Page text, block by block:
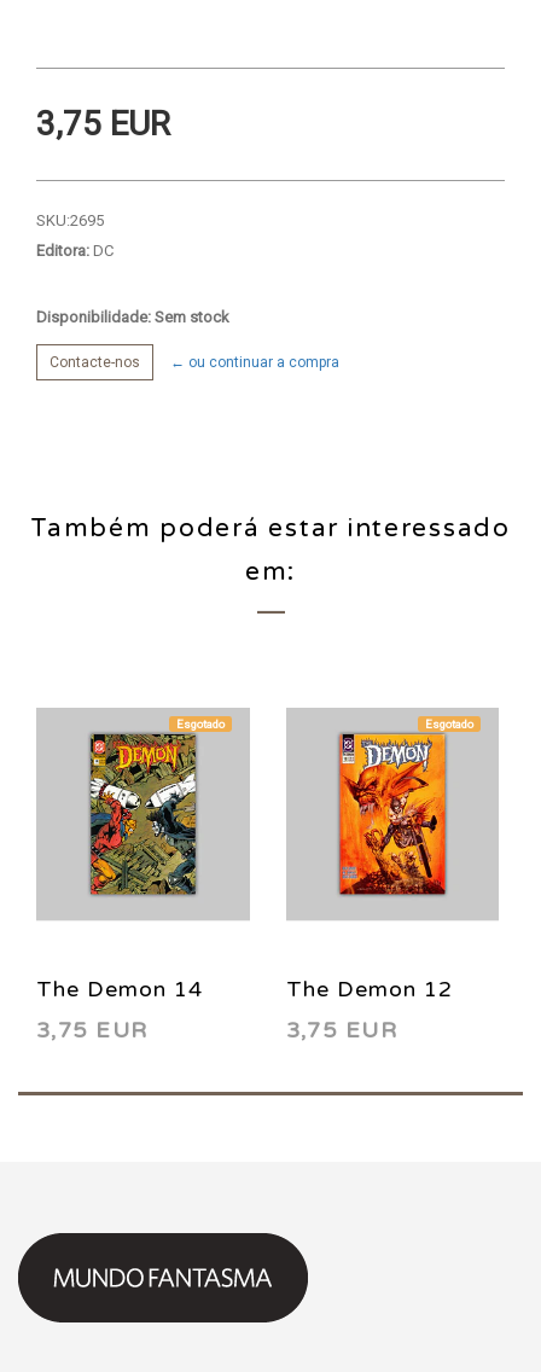
3,75 EUR
SKU:2695
Editora: DC
Disponibilidade: Sem stock
Contacte-nos ← ou continuar a compra
Também poderá estar interessado
em:
Esgotado
The Demon 14
1991
3,75 EUR
Esgotado
The Demon 12
1991
3,75 EUR